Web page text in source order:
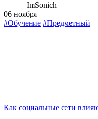
ImSonich
06 ноября
#Обучение #Предметный
Как социальные сети